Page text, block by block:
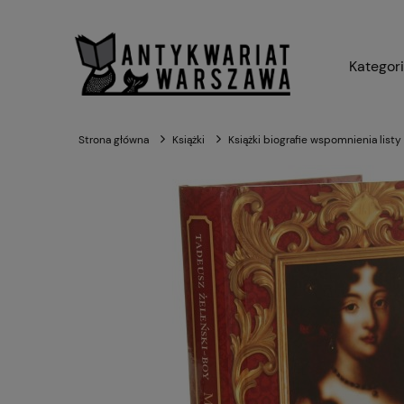
Strona główna Książki Książki biografie wspomnienia